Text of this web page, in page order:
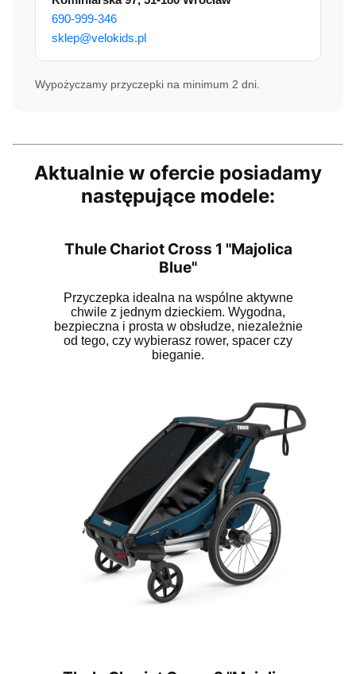
690‑999‑346
sklep@velokids.pl
Wypożyczamy przyczepki na minimum 2 dni.
Aktualnie w ofercie posiadamy
następujące modele:
Thule Chariot Cross 1 "Majolica
Blue"
Przyczepka idealna na wspólne aktywne
chwile z jednym dzieckiem. Wygodna,
bezpieczna i prosta w obsłudze, niezależnie
od tego, czy wybierasz rower, spacer czy
bieganie.